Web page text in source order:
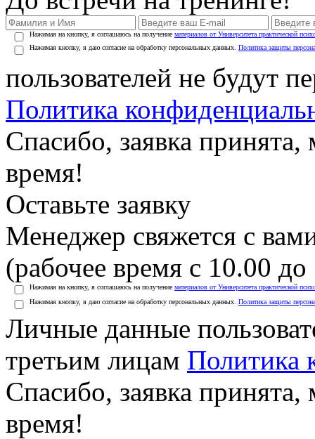
Нажимая на кнопку, я соглашаюсь на получение материалов от Университета практической
Нажимая кнопку, я даю согласие на обработку персональных данных. Политика защиты
пользователей не будут
Политика
Спасибо, заявка
время!
Оставьте заявку
Менеджер свяжется с
(рабочее время с 10.00
Нажимая на кнопку, я соглашаюсь на получение материалов от Университета практической
Нажимая кнопку, я даю согласие на обработку персональных данных. Политика защиты
Личные данные
третьим лицам Политика
Спасибо, заявка
время!